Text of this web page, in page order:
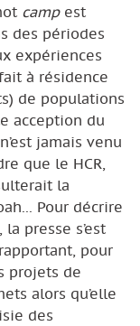
camp est
des périodes
expériences
à résidence
de populations
acception du
jamais venu
que le HCR,
la
Pour décrire
presse s’est
pour
projets de
alors qu’elle
des